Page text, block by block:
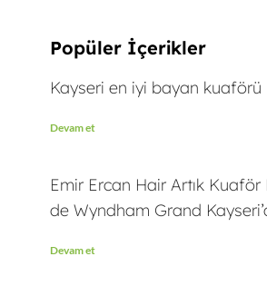
Popüler İçerikler
Kayseri en iyi bayan kuaförü
Devam et
Emir Ercan Hair Artık
de Wyndham Grand
Devam et